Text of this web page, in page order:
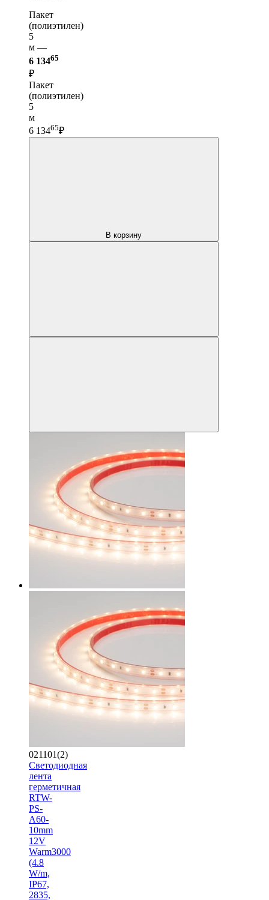
Пакет
(полиэтилен)
5
м —
6 13465
₽
Пакет
(полиэтилен)
5
м
6 13465₽
В корзину
021101(2)
Светодиодная
лента
герметичная
RTW-
PS-
A60-
10mm
12V
Warm3000
(4.8
W/m,
IP67,
2835,